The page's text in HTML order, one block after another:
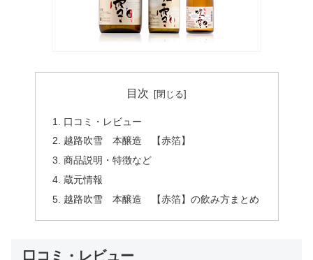
目次
口コミ・レビュー
越路吹雪 本醸造 【赤箔】
商品説明・特徴など
蔵元情報
越路吹雪 本醸造 【赤箔】の飲み方まとめ
口コミ・レビュー